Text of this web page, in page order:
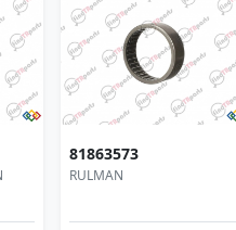
81863573
RULMAN